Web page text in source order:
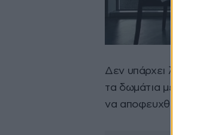
Δεν υπάρχει λόγος
τα δωμάτια
να αποφευχθούν οι